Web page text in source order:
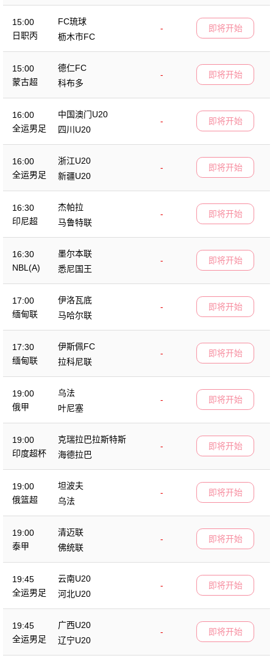
15:00
日职丙
FC琉球
-
枥木市FC
即将开始
15:00
蒙古超
德仁FC
-
科布多
即将开始
16:00
全运男足
中国澳门U20
-
四川U20
即将开始
16:00
全运男足
浙江U20
-
新疆U20
即将开始
16:30
印尼超
杰帕拉
-
马鲁特联
即将开始
16:30
NBL(A)
墨尔本联
-
悉尼国王
即将开始
17:00
缅甸联
伊洛瓦底
-
马哈尔联
即将开始
17:30
缅甸联
伊斯佩FC
-
拉科尼联
即将开始
19:00
俄甲
乌法
-
叶尼塞
即将开始
19:00
印度超杯
克瑞拉巴拉斯特斯
-
海德拉巴
即将开始
19:00
俄篮超
坦波夫
-
乌法
即将开始
19:00
泰甲
清迈联
-
佛统联
即将开始
19:45
全运男足
云南U20
-
河北U20
即将开始
19:45
全运男足
广西U20
-
辽宁U20
即将开始